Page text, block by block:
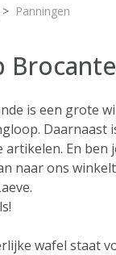
Panningen
is een grote
Daarnaast
artikelen. En ben
naar ons
wafel staat